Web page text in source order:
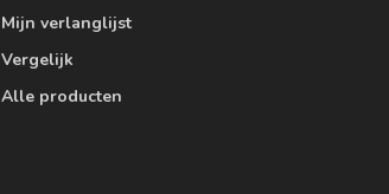
Mijn verlanglijst
Vergelijk
Alle producten